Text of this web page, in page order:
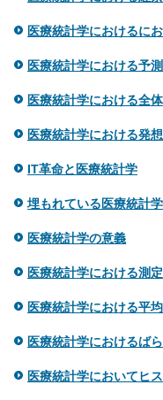
医療統計学におけるに
医療統計学における予測
医療統計学における全
医療統計学における発
IT革命と医療統計学
埋もれている医療統計
医療統計学の意義
医療統計学における測
医療統計学における平
医療統計学におけるば
医療統計学においてヒ